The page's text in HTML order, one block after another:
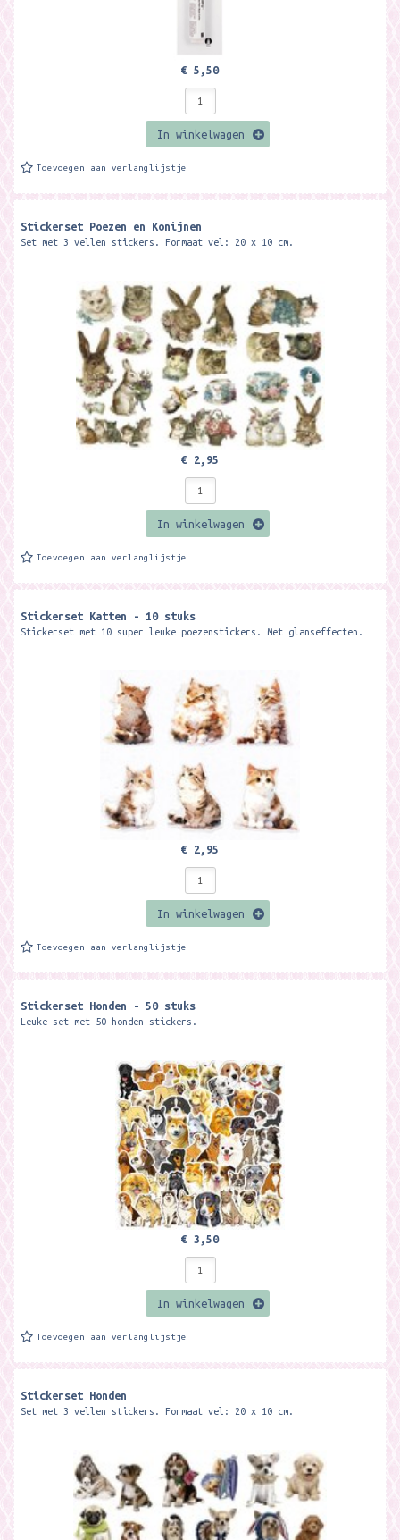
€ 5,50
In winkelwagen
Toevoegen aan verlanglijstje
Stickerset Poezen en Konijnen
Set met 3 vellen stickers. Formaat vel: 20 x 10 cm.
€ 2,95
In winkelwagen
Toevoegen aan verlanglijstje
Stickerset Katten - 10 stuks
Stickerset met 10 super leuke poezenstickers. Met glanseffecten.
€ 2,95
In winkelwagen
Toevoegen aan verlanglijstje
Stickerset Honden - 50 stuks
Leuke set met 50 honden stickers.
€ 3,50
In winkelwagen
Toevoegen aan verlanglijstje
Stickerset Honden
Set met 3 vellen stickers. Formaat vel: 20 x 10 cm.